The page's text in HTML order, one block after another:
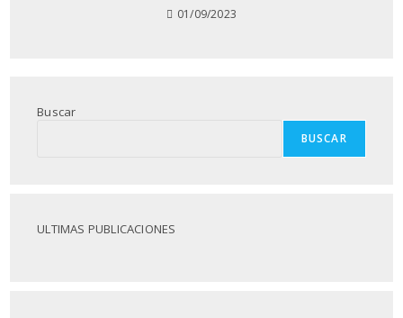
01/09/2023
Buscar
BUSCAR
ULTIMAS PUBLICACIONES